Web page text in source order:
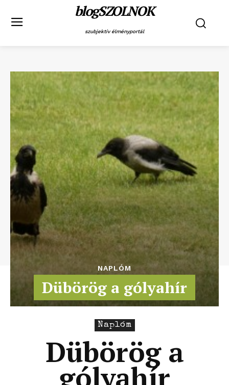
blogSZOLNOK
szubjektív élményportál
NAPLÓM
Dübörög a gólyahír
Naplóm
Dübörög a
gólyahír